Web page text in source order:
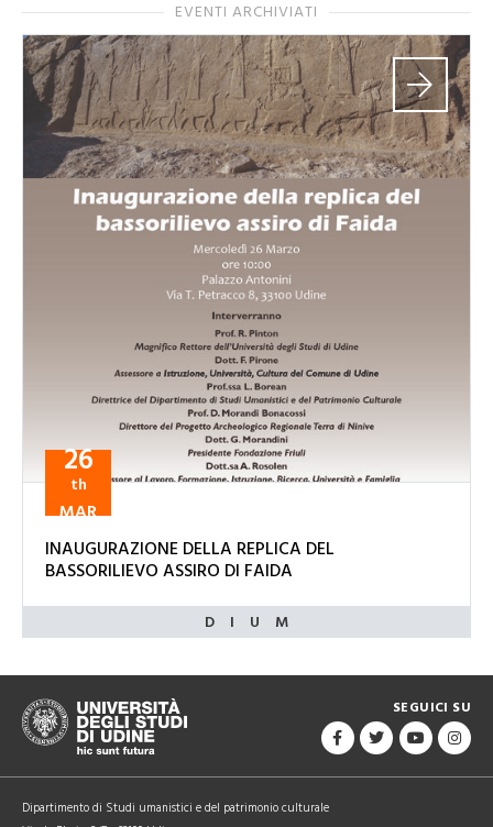
EVENTI ARCHIVIATI
26
th
MAR
INAUGURAZIONE DELLA REPLICA DEL
BASSORILIEVO ASSIRO DI FAIDA
SEGUICI SU
Dipartimento di Studi umanistici e del patrimonio culturale